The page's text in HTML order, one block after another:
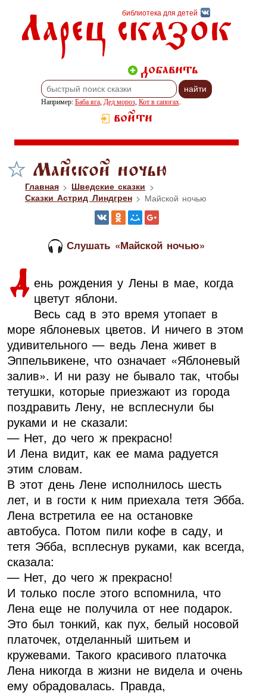
библиотека для детей
Ларец сказок
добавить
Например: Баба яга, Дед мороз, Кот в сапогах.
войти
Майской ночью
Главная > Шведские сказки >
Сказки Астрид Линдгрен> Майской ночью
Слушать «Майской ночью»
Д ень рождения у Лены в мае, когда
цветут яблони.
Весь сад в это время утопает в
море яблоневых цветов. И ничего в этом
удивительного — ведь Лена живет в
Эппельвикене, что означает «Яблоневый
залив». И ни разу не бывало так, чтобы
тетушки, которые приезжают из города
поздравить Лену, не всплеснули бы
руками и не сказали:
— Нет, до чего ж прекрасно!
И Лена видит, как ее мама радуется
этим словам.
В этот день Лене исполнилось шесть
лет, и в гости к ним приехала тетя Эбба.
Лена встретила ее на остановке
автобуса. Потом пили кофе в саду, и
тетя Эбба, всплеснув руками, как всегда,
сказала:
— Нет, до чего ж прекрасно!
И только после этого вспомнила, что
Лена еще не получила от нее подарок.
Это был тонкий, как пух, белый носовой
платочек, отделанный шитьем и
кружевами. Такого красивого платочка
Лена никогда в жизни не видела и очень
ему обрадовалась. Правда,